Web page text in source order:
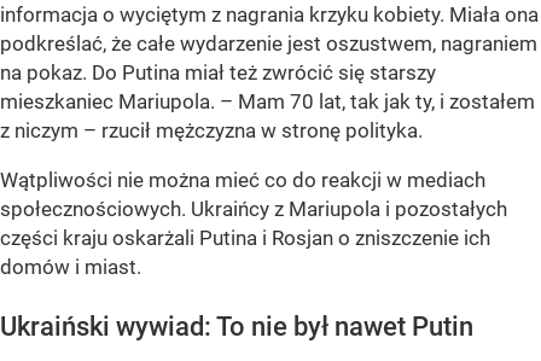
informacja o wyciętym z nagrania krzyku kobiety. Miała ona
podkreślać, że całe wydarzenie jest oszustwem, nagraniem
na pokaz. Do Putina miał też zwrócić się starszy
mieszkaniec Mariupola. – Mam 70 lat, tak jak ty, i zostałem
z niczym – rzucił mężczyzna w stronę polityka.
Wątpliwości nie można mieć co do reakcji w mediach
społecznościowych. Ukraińcy z Mariupola i pozostałych
części kraju oskarżali Putina i Rosjan o zniszczenie ich
domów i miast.
Ukraiński wywiad: To nie był nawet Putin